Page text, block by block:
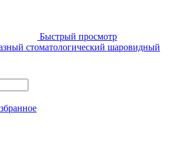
Быстрый просмотр
стоматологический шаровидный